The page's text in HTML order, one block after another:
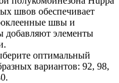
швов обеспечивает
швы и
добавляют элементы
оптимальный
вариантов: 92, 98,